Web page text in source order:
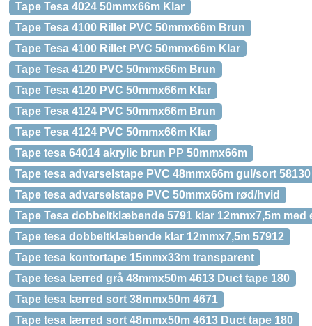
Tape Tesa 4024 50mmx66m Klar
Tape Tesa 4100 Rillet PVC 50mmx66m Brun
Tape Tesa 4100 Rillet PVC 50mmx66m Klar
Tape Tesa 4120 PVC 50mmx66m Brun
Tape Tesa 4120 PVC 50mmx66m Klar
Tape Tesa 4124 PVC 50mmx66m Brun
Tape Tesa 4124 PVC 50mmx66m Klar
Tape tesa 64014 akrylic brun PP 50mmx66m
Tape tesa advarselstape PVC 48mmx66m gul/sort 58130
Tape tesa advarselstape PVC 50mmx66m rød/hvid
Tape Tesa dobbeltklæbende 5791 klar 12mmx7,5m
Tape tesa dobbeltklæbende klar 12mmx7,5m 57912
Tape tesa kontortape 15mmx33m transparent
Tape tesa lærred grå 48mmx50m 4613 Duct tape 180
Tape tesa lærred sort 38mmx50m 4671
Tape tesa lærred sort 48mmx50m 4613 Duct tape 180